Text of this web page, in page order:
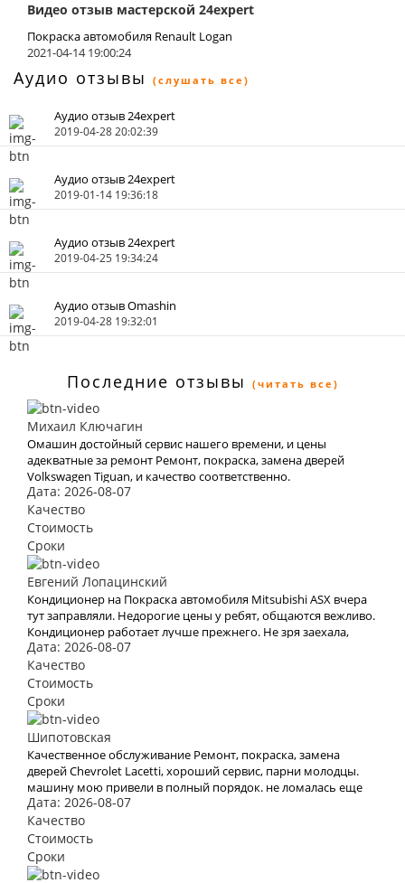
Видео отзыв мастерской 24expert
Покраска автомобиля Renault Logan
2021-04-14 19:00:24
Аудио отзывы (слушать все)
Аудио отзыв 24expert
2019-04-28 20:02:39
Аудио отзыв 24expert
2019-01-14 19:36:18
Аудио отзыв 24expert
2019-04-25 19:34:24
Аудио отзыв Omashin
2019-04-28 19:32:01
Последние отзывы (читать все)
Михаил Ключагин
Омашин достойный сервис нашего времени, и цены
адекватные за ремонт Ремонт, покраска, замена дверей
Volkswagen Tiguan, и качество соответственно.
Дата: 2026-08-07
Качество
Стоимость
Сроки
Евгений Лопацинский
Кондиционер на Покраска автомобиля Mitsubishi ASX вчера
тут заправляли. Недорогие цены у ребят, общаются вежливо.
Кондиционер работает лучше прежнего. Не зря заехала,
довольна осталась.
Дата: 2026-08-07
Качество
Стоимость
Сроки
Шипотовская
Качественное обслуживание Ремонт, покраска, замена
дверей Chevrolet Lacetti, хороший сервис, парни молодцы.
машину мою привели в полный порядок. не ломалась еще
тьфу тьфу после ремонта ни разу.
Дата: 2026-08-07
Качество
Стоимость
Сроки